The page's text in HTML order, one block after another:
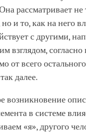
рассматривает
но и то, как на него
с другими,
взглядом,
от всего
далее.
возникновение
в системе
«я», другого